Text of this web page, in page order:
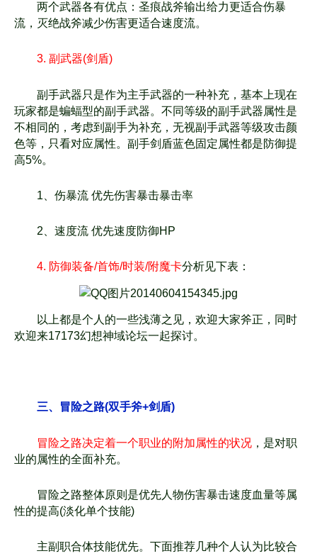
两个武器各有优点：圣痕战斧输出给力更适合伤暴
流，灭绝战斧减少伤害更适合速度流。
3. 副武器(剑盾)
副手武器只是作为主手武器的一种补充，基本上现在
玩家都是蝙蝠型的副手武器。不同等级的副手武器属性是
不相同的，考虑到副手为补充，无视副手武器等级攻击颜
色等，只看对应属性。副手剑 盾蓝色固定属性都是防御提
高5%。
1、伤暴流 优先伤害暴击暴击率
2、速度流 优先速度防御HP
4. 防御装备/首饰/时装/附魔卡分析见下表：
以上都是个人的一些浅薄之见，欢迎大家斧正，同时
欢迎来17173幻想神域论坛一起探讨。
三、冒险之路(双手斧+剑盾)
冒险之路决定着一个职业的附加属性的状况 ，是对职
业的属性的全面补充。
冒险之路整体原则是优先人物伤害暴击速度血量等属
性的提高(淡化单个技能)
主副职合体技能优先。下面推荐几种个人认为比较合